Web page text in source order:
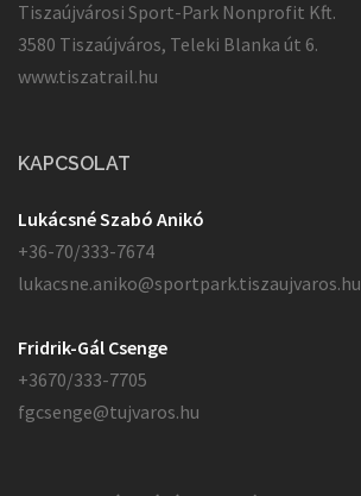
Tiszaújvárosi Sport-Park Nonprofit Kft.
3580 Tiszaújváros, Teleki Blanka út 6.
www.tiszatrail.hu
KAPCSOLAT
Lukácsné Szabó Anikó
+36-70/333-7674
lukacsne.aniko@sportpark.tiszaujvaros.hu
Fridrik-Gál Csenge
+3670/333-7705
fgcsenge@tujvaros.hu